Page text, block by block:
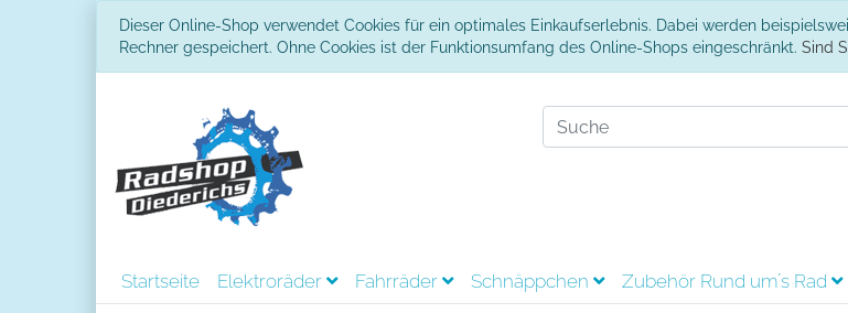
Dieser Online-Shop verwendet Cookies für ein optimales Einkaufserlebnis. Dabei werden
Rechner gespeichert. Ohne Cookies ist der Funktionsumfang des Online-Shops eingeschränkt. Sind
Startseite Elektroräder Fahrräder Schnäppchen Zubehör Rund um´s Rad